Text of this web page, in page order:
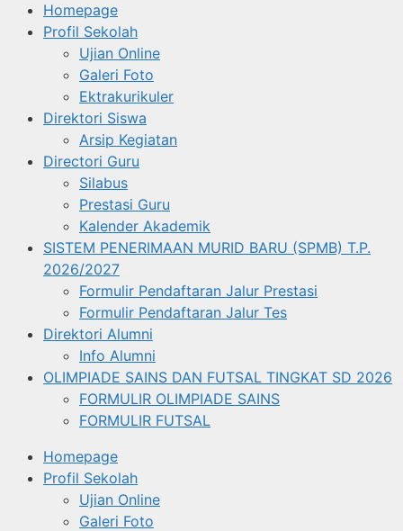
Homepage
Profil Sekolah
Ujian Online
Galeri Foto
Ektrakurikuler
Direktori Siswa
Arsip Kegiatan
Directori Guru
Silabus
Prestasi Guru
Kalender Akademik
SISTEM PENERIMAAN MURID BARU (SPMB) T.P.
2026/2027
Formulir Pendaftaran Jalur Prestasi
Formulir Pendaftaran Jalur Tes
Direktori Alumni
Info Alumni
OLIMPIADE SAINS DAN FUTSAL TINGKAT SD 2026
FORMULIR OLIMPIADE SAINS
FORMULIR FUTSAL
Homepage
Profil Sekolah
Ujian Online
Galeri Foto